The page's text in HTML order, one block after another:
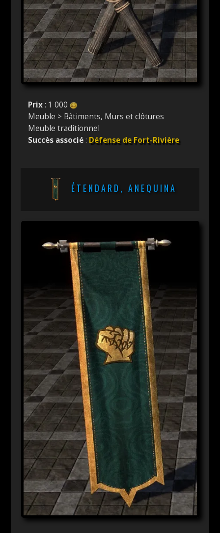
Prix: 1 000
Meuble > Bâtiments, Murs et clôtures
Meuble traditionnel
Succès associé: Défense de Fort-Rivière
ÉTENDARD, ANEQUINA